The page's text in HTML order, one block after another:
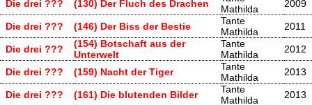
Die drei ??? (130) Der Fluch des Drachen
Mathilda
2009
Die drei ??? (146) Der Biss der Bestie
Tante
Mathilda
2011
Die drei ???
(154) Botschaft aus der
Unterwelt
Tante
Mathilda
2012
Die drei ??? (159) Nacht der Tiger
Tante
Mathilda
2013
Die drei ??? (161) Die blutenden Bilder
Tante
Mathilda
2013